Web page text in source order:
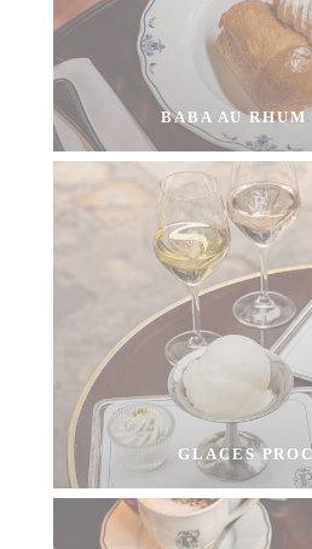
BABA AU RHUM
GLACES